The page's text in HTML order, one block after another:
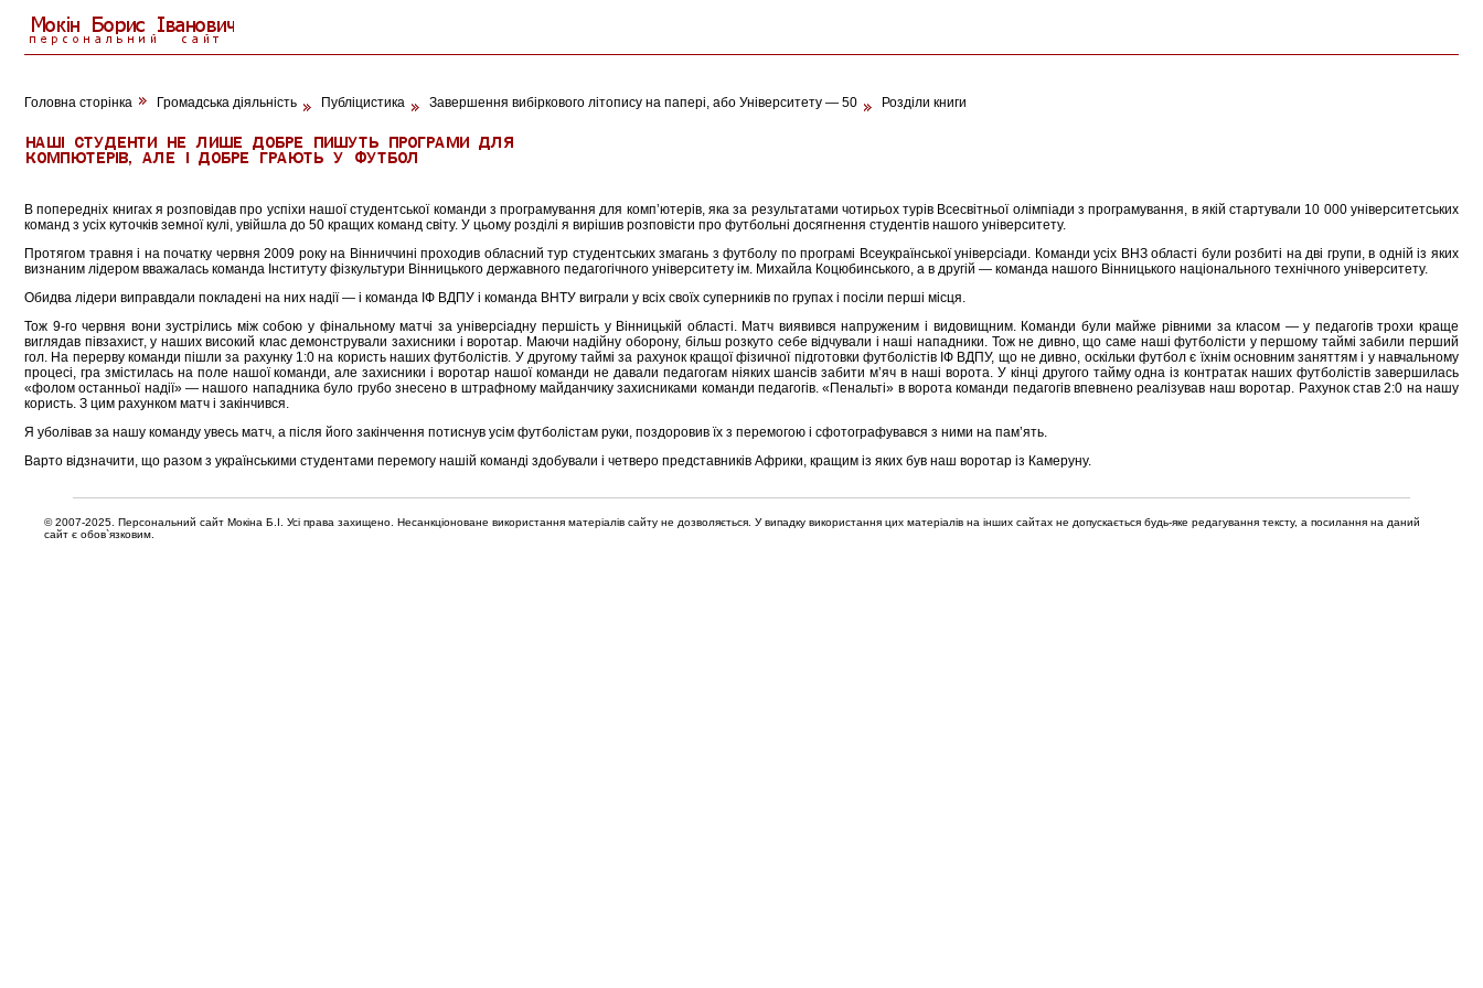
Головна сторінка Громадська діяльність Публіцистика Завершення вибіркового літопису на папері, або Університету — 50 Розділи книги
В попередніх книгах я розповідав про успіхи нашої студентської команди з програмування для комп’ютерів, яка за результатами чотирьох турів Всесвітньої олімпіади з програмування, в якій стартували 10 000 університетських
команд з усіх куточків земної кулі, увійшла до 50 кращих команд світу. У цьому розділі я вирішив розповісти про футбольні досягнення студентів нашого університету.
Протягом травня і на початку червня 2009 року на Вінниччині проходив обласний тур студентських змагань з футболу по програмі Всеукраїнської універсіади. Команди усіх ВНЗ області були розбиті на дві групи, в одній із яких
визнаним лідером вважалась команда Інституту фізкультури Вінницького державного педагогічного університету ім. Михайла Коцюбинського, а в другій — команда нашого Вінницького національного технічного університету.
Обидва лідери виправдали покладені на них надії — і команда ІФ ВДПУ і команда ВНТУ виграли у всіх своїх суперників по групах і посіли перші місця.
Тож 9-го червня вони зустрілись між собою у фінальному матчі за універсіадну першість у Вінницькій області. Матч виявився напруженим і видовищним. Команди були майже рівними за класом — у педагогів трохи краще
виглядав півзахист, у наших високий клас демонстрували захисники і воротар. Маючи надійну оборону, більш розкуто себе відчували і наші нападники. Тож не дивно, що саме наші футболісти у першому таймі забили перший
гол. На перерву команди пішли за рахунку 1:0 на користь наших футболістів. У другому таймі за рахунок кращої фізичної підготовки футболістів ІФ ВДПУ, що не дивно, оскільки футбол є їхнім основним заняттям і у навчальному
процесі, гра змістилась на поле нашої команди, але захисники і воротар нашої команди не давали педагогам ніяких шансів забити м’яч в наші ворота. У кінці другого тайму одна із контратак наших футболістів завершилась
«фолом останньої надії» — нашого нападника було грубо знесено в штрафному майданчику захисниками команди педагогів. «Пенальті» в ворота команди педагогів впевнено реалізував наш воротар. Рахунок став 2:0 на нашу
користь. З цим рахунком матч і закінчився.
Я уболівав за нашу команду увесь матч, а після його закінчення потиснув усім футболістам руки, поздоровив їх з перемогою і сфотографувався з ними на пам’ять.
Варто відзначити, що разом з українськими студентами перемогу нашій команді здобували і четверо представників Африки, кращим із яких був наш воротар із Камеруну.
© 2007-2025. Персональний сайт Мокіна Б.І. Усі права захищено. Несанкціоноване використання матеріалів сайту не дозволяється. У випадку використання цих матеріалів на інших сайтах не допускається будь-яке редагування тексту, а посилання на даний
сайт є обов`язковим.